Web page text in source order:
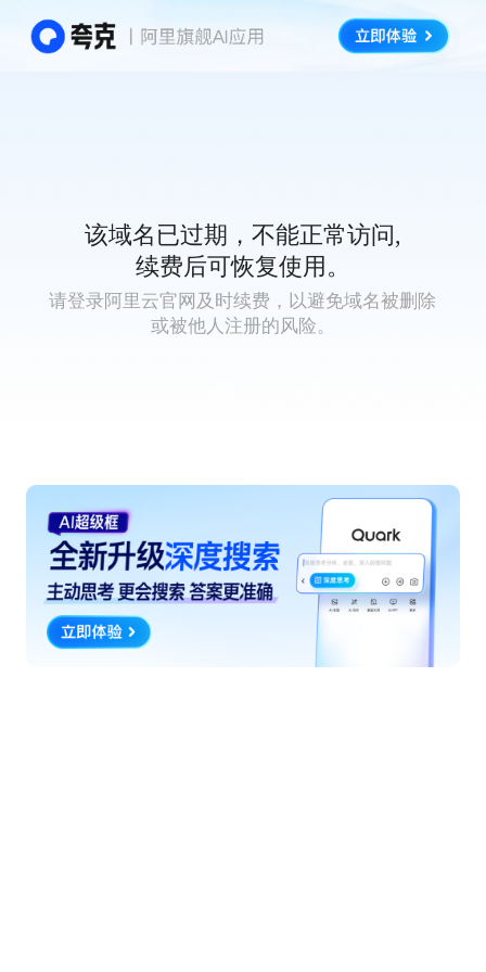
该域名已过期，不能正常访问,
续费后可恢复使用。
请登录阿里云官网及时续费，以避免域名被删除
或被他人注册的风险。